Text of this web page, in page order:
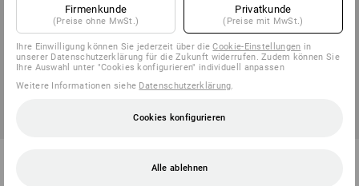
Firmenkunde
(Preise ohne MwSt.)
Privatkunde
(Preise mit MwSt.)
Ihre Einwilligung können Sie jederzeit über dieCookie-Einstellungen in
unserer Datenschutzerklärung für die Zukunft widerrufen. Zudem können Sie
Ihre Auswahl unter "Cookies konfigurieren" individuell anpassen
Weitere Informationen siehe Datenschutzerklärung
Cookies konfigurieren
Alle ablehnen